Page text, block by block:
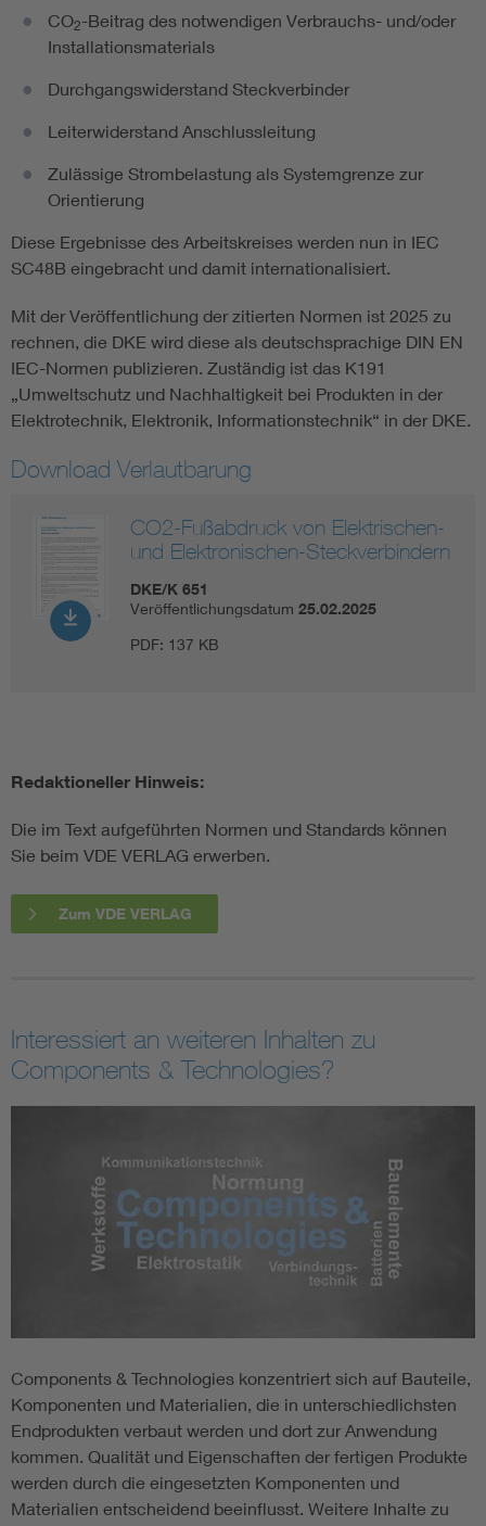
CO2-Beitrag des notwendigen Verbrauchs- und/oder
Installationsmaterials
Durchgangswiderstand Steckverbinder
Leiterwiderstand Anschlussleitung
Zulässige Strombelastung als Systemgrenze zur
Orientierung
Diese Ergebnisse des Arbeitskreises werden nun in IEC
SC48B eingebracht und damit internationalisiert.
Mit der Veröffentlichung der zitierten Normen ist 2025 zu
rechnen, die DKE wird diese als deutschsprachige DIN EN
IEC-Normen publizieren. Zuständig ist das K191
„Umweltschutz und Nachhaltigkeit bei Produkten in der
Elektrotechnik, Elektronik, Informationstechnik“ in der DKE.
Download Verlautbarung
CO2-Fußabdruck von Elektrischen-
und Elektronischen-Steckverbindern
DKE/K 651
Veröffentlichungsdatum 25.02.2025
PDF: 137 KB
Redaktioneller Hinweis:
Die im Text aufgeführten Normen und Standards können
Sie beim VDE VERLAG erwerben.
Zum VDE VERLAG
Interessiert an weiteren Inhalten zu
Components & Technologies?
Components & Technologies konzentriert sich auf Bauteile,
Komponenten und Materialien, die in unterschiedlichsten
Endprodukten verbaut werden und dort zur Anwendung
kommen. Qualität und Eigenschaften der fertigen Produkte
werden durch die eingesetzten Komponenten und
Materialien entscheidend beeinflusst. Weitere Inhalte zu